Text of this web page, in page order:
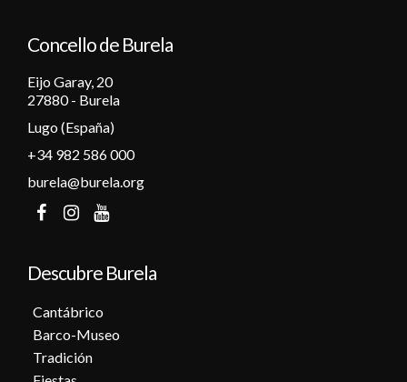
13
14
15
17
20
Concello de Burela
Eijo Garay, 20
27880 - Burela
Lugo (España)
+34 982 586 000
burela@burela.org
Descubre Burela
Cantábrico
Barco-Museo
Tradición